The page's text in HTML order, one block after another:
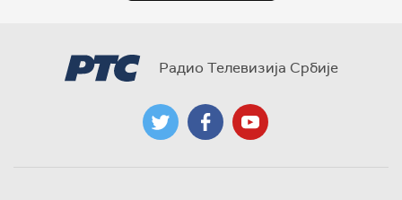
Радио Телевизија Србије